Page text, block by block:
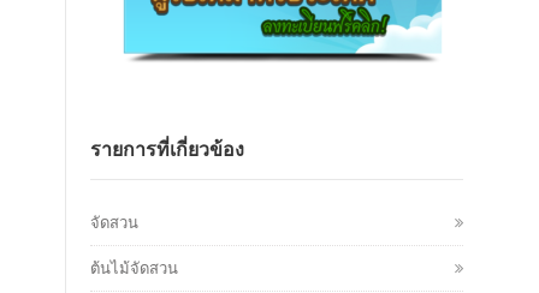
รายการที่เกี่ยวข้อง
จัดสวน
ต้นไม้จัดสวน